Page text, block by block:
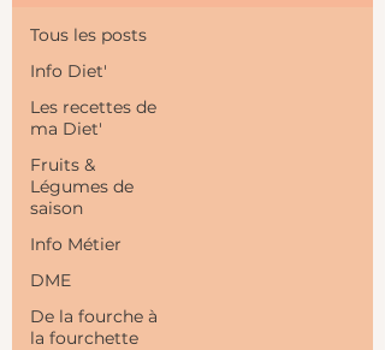
Tous les posts
Info Diet'
Les recettes de
ma Diet'
Fruits &
Légumes de
saison
Info Métier
DME
De la fourche à
la fourchette